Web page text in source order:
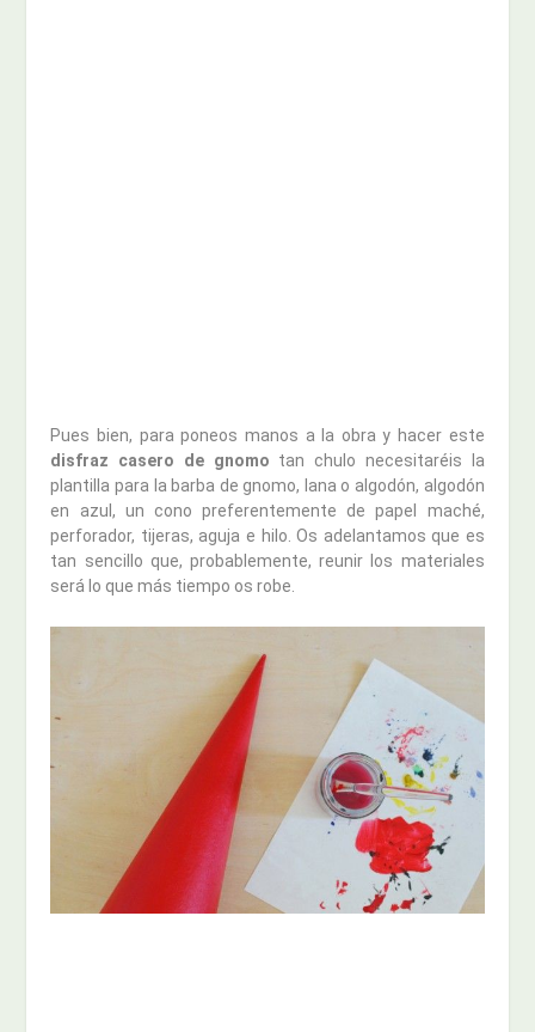
Pues bien, para poneos manos a la obra y hacer este
disfraz casero de gnomo tan chulo necesitaréis la
plantilla para la barba de gnomo, lana o algodón, algodón
en azul, un cono preferentemente de papel maché,
perforador, tijeras, aguja e hilo. Os adelantamos que es
tan sencillo que, probablemente, reunir los materiales
será lo que más tiempo os robe.